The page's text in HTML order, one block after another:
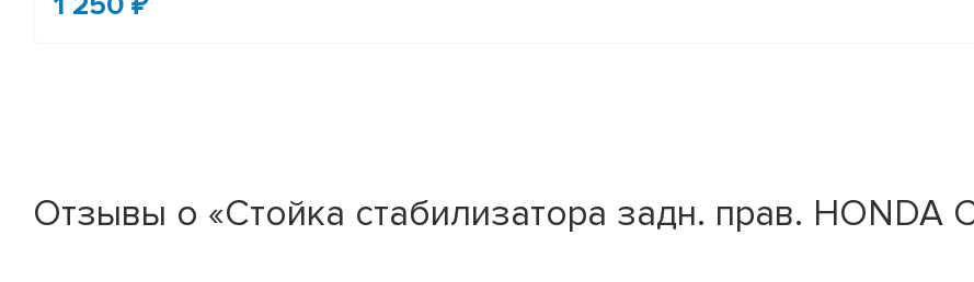
Отзывы о «Стойка стабилизатора задн. прав. HONDA